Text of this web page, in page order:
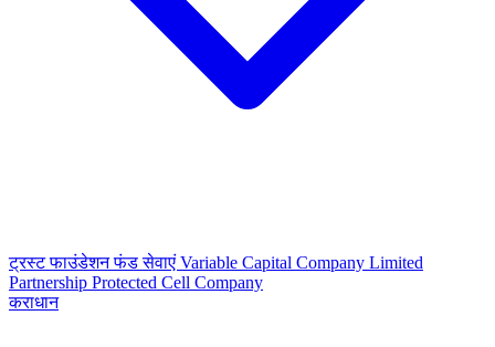
ट्रस्टफाउंडेशनफंड सेवाएं Variable Capital Company Limited
Partnership Protected Cell Company
कराधान